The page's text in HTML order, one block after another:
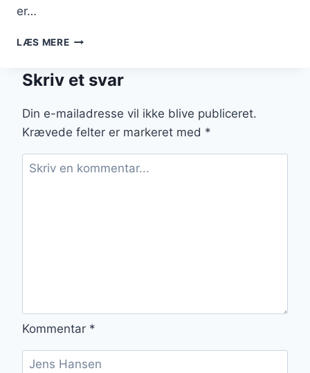
er…
LÆS MERENYTÅRSDESSERT
OG
Skriv et svar
Din e-mailadresse vil ikke blive publiceret.
Krævede felter er markeret med *
Kommentar *